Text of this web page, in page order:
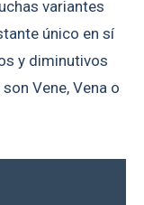
variantes
único en sí
y diminutivos
Vene, Vena o